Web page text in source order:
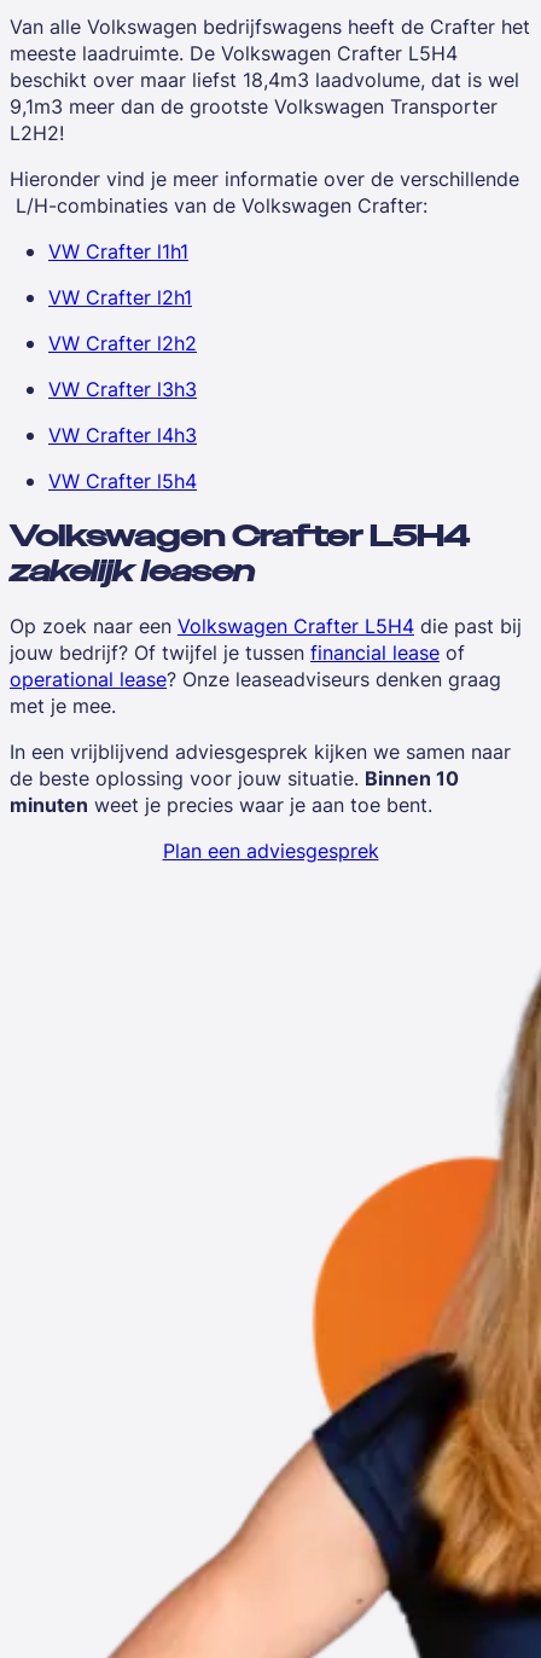
Van alle Volkswagen bedrijfswagens heeft de Crafter het
meeste laadruimte. De Volkswagen Crafter L5H4
beschikt over maar liefst 18,4m3 laadvolume, dat is wel
9,1m3 meer dan de grootste Volkswagen Transporter
L2H2!
Hieronder vind je meer informatie over de verschillende
L/H-combinaties van de Volkswagen Crafter:
VW Crafter l1h1
VW Crafter l2h1
VW Crafter l2h2
VW Crafter l3h3
VW Crafter l4h3
VW Crafter l5h4
Volkswagen Crafter L5H4
zakelijk leasen
Op zoek naar een Volkswagen Crafter L5H4 die past bij
jouw bedrijf? Of twijfel je tussen financial lease of
operational lease? Onze leaseadviseurs denken graag
met je mee.
In een vrijblijvend adviesgesprek kijken we samen naar
de beste oplossing voor jouw situatie. Binnen 10
minuten weet je precies waar je aan toe bent.
Plan een adviesgesprek